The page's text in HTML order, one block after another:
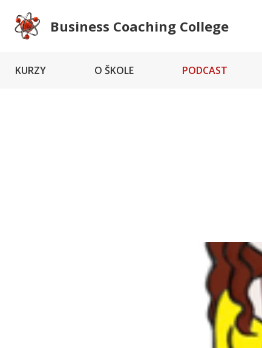
Business Coaching College
KURZY O ŠKOLE PODCAST